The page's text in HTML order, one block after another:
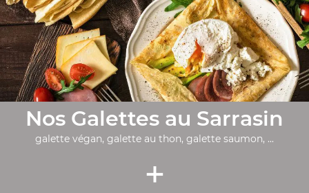
Nos Galettes au Sarrasin
galette végan, galette au thon, galette saumon, ...
+